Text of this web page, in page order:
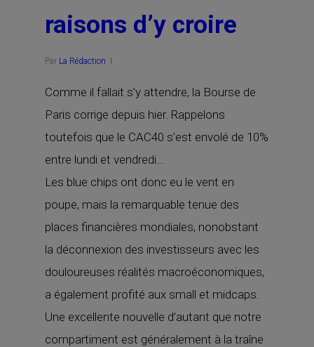
raisons d’y croire
Par La Rédaction
Comme il fallait s’y attendre, la Bourse de
Paris corrige depuis hier. Rappelons
toutefois que le CAC40 s’est envolé de 10%
entre lundi et vendredi…
Les blue chips ont donc eu le vent en
poupe, mais la remarquable tenue des
places financières mondiales, nonobstant
la déconnexion des investisseurs avec les
douloureuses réalités macroéconomiques,
a également profité aux small et midcaps.
Une excellente nouvelle d’autant que notre
compartiment est généralement à la traîne